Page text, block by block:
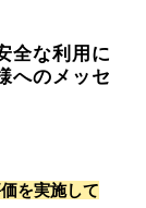
全な利用に
へのメッセ
を実施して